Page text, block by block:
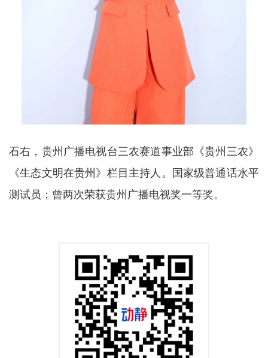
石右，贵州广播电视台三农赛道事业部《贵州三农》
《生态文明在贵州》栏目主持人。国家级普通话水平
测试员；曾两次荣获贵州广播电视奖一等奖。